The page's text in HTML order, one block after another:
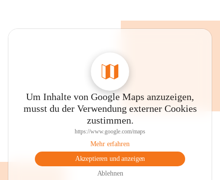
Um Inhalte von Google Maps anzuzeigen,
musst du der Verwendung externer Cookies
zustimmen.
https://www.google.com/maps
Mehr erfahren
Akzeptieren und anzeigen
Ablehnen